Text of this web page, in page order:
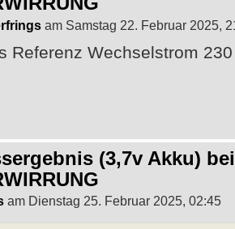
am Samstag 22. Februar 2025,
Referenz Wechselstrom 230
(3,7v Akku)
am Dienstag 25. Februar 2025, 02:45